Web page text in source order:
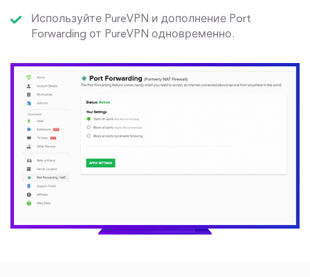
Используйте PureVPN и дополнение Port
Forwarding от PureVPN одновременно.